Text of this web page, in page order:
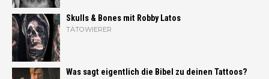
Skulls & Bones mit Robby Latos
TÄTOWIERER
Was sagt eigentlich die Bibel zu deinen Tattoos?